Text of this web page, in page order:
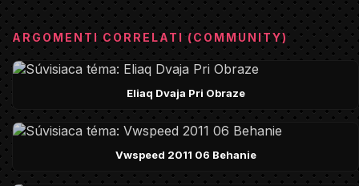
ARGOMENTI CORRELATI (COMMUNITY)
Eliaq Dvaja Pri Obraze
Vwspeed 2011 06 Behanie